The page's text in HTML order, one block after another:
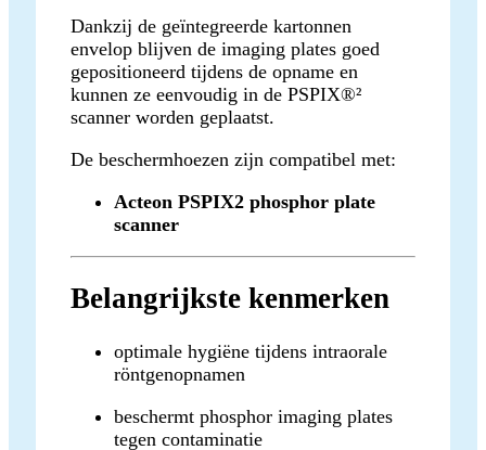
Dankzij de geïntegreerde kartonnen
envelop blijven de imaging plates goed
gepositioneerd tijdens de opname en
kunnen ze eenvoudig in de PSPIX®²
scanner worden geplaatst.
De beschermhoezen zijn compatibel met:
Acteon PSPIX2 phosphor plate
scanner
Belangrijkste kenmerken
optimale hygiëne tijdens intraorale
röntgenopnamen
beschermt phosphor imaging plates
tegen contaminatie